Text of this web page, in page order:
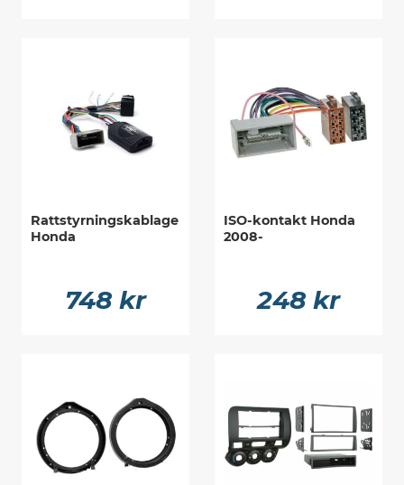
Rattstyrningskablage
Honda
748 kr
ISO-kontakt Honda
2008-
248 kr